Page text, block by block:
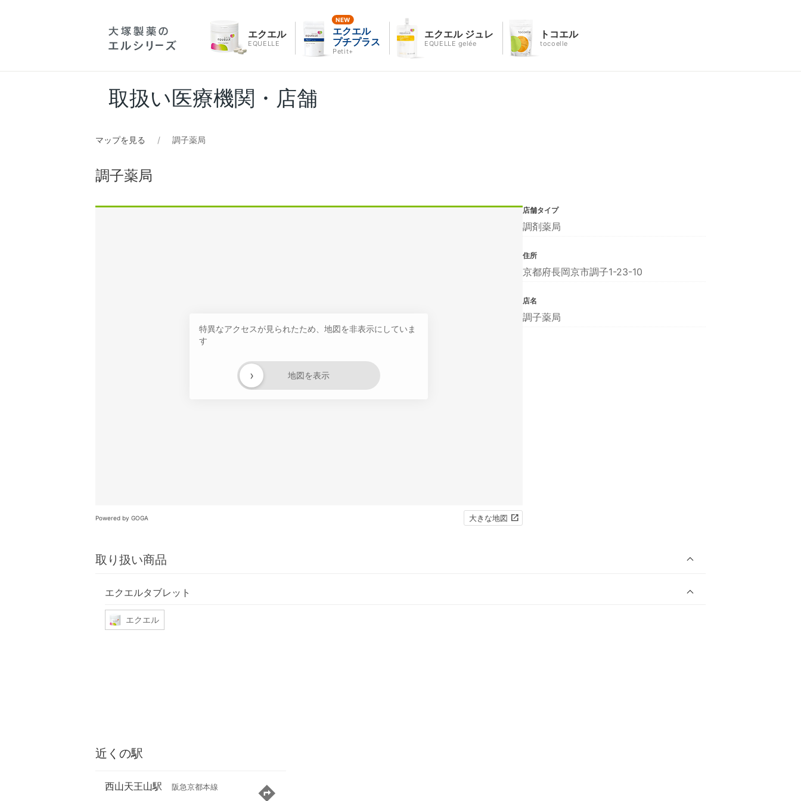
エクエル
EQUELLE
エクエル
プチプラス
Petit+
エクエル ジュレ
EQUELLE gelée
トコエル
tocoelle
取扱い医療機関・店舗
マップを見る 調子薬局
調子薬局
特異なアクセスが見られたため、地図を非表示にしていま
す
地図を表示
›
Powered by GOGA 大きな地図
取り扱い商品
エクエルタブレット
エクエル
店舗タイプ
調剤薬局
住所
京都府長岡京市調子1-23-10
店名
調子薬局
近くの駅
西山天王山駅 阪急京都本線